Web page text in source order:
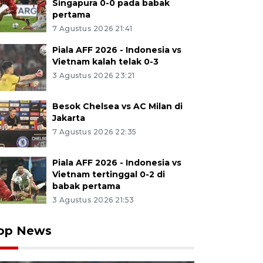
Singapura 0-0 pada babak
pertama
7 Agustus 2026 21:41
Piala AFF 2026 - Indonesia vs
Vietnam kalah telak 0-3
3 Agustus 2026 23:21
Besok Chelsea vs AC Milan di
Jakarta
7 Agustus 2026 22:35
Piala AFF 2026 - Indonesia vs
Vietnam tertinggal 0-2 di
babak pertama
3 Agustus 2026 21:53
News